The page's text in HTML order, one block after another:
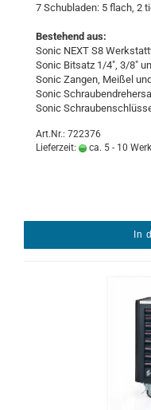
7 Schub­la­den: 5 flach, 2
Be­stehend aus:
Sonic NEXT S8
Sonic Bit­satz 1/4", 3/8"
Sonic Zan­gen, Mei­ßel
Sonic
Sonic
Art.Nr.: 722376
Lieferzeit:
ca. 5 - 10
In